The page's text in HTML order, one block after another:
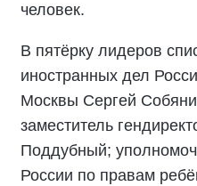
человек.
В пятёрку лидеров
иностранных дел
Москвы Сергей
заместитель
Поддубный;
России по правам